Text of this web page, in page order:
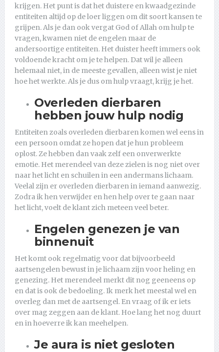
krijgen. Het punt is dat het duistere en kwaadgezinde
entiteiten altijd op de loer liggen om dit soort kansen te
grijpen. Als je dan ook vergat God of Allah om hulp te
vragen, kwamen niet de engelen maar de
andersoortige entiteiten. Het duister heeft immers ook
voldoende kracht om je te helpen. Dat wil je alleen
helemaal niet, in de meeste gevallen, alleen wist je niet
hoe het werkte. Als je dus om hulp vraagt, krijg je het.
Overleden dierbaren
hebben jouw hulp nodig
Entiteiten zoals overleden dierbaren komen wel eens in
een persoon omdat ze hopen dat je hun probleem
oplost. Ze hebben dan vaak zelf een onverwerkte
emotie. Het merendeel van deze zielen is nog niet over
naar het licht en schuilen in een andermans lichaam.
Veelal zijn er overleden dierbaren in iemand aanwezig.
Zodra ik hen verwijder en hen help over te gaan naar
het licht, voelt de klant zich meteen veel beter.
Engelen genezen je van
binnenuit
Het komt ook regelmatig voor dat bijvoorbeeld
aartsengelen bewust in je lichaam zijn voor heling en
genezing. Het merendeel merkt dit nog geeneens op
en dat is ook de bedoeling. Ik merk het meestal wel en
overleg dan met de aartsengel. En vraag of ik er iets
over mag zeggen aan de klant. Hoe lang het nog duurt
en in hoeverre ik kan meehelpen.
Je aura is niet gesloten